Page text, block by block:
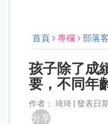
首頁 專欄 部落
孩子除了成
要，不同年
作者： 琦琦 | 發表日
分享